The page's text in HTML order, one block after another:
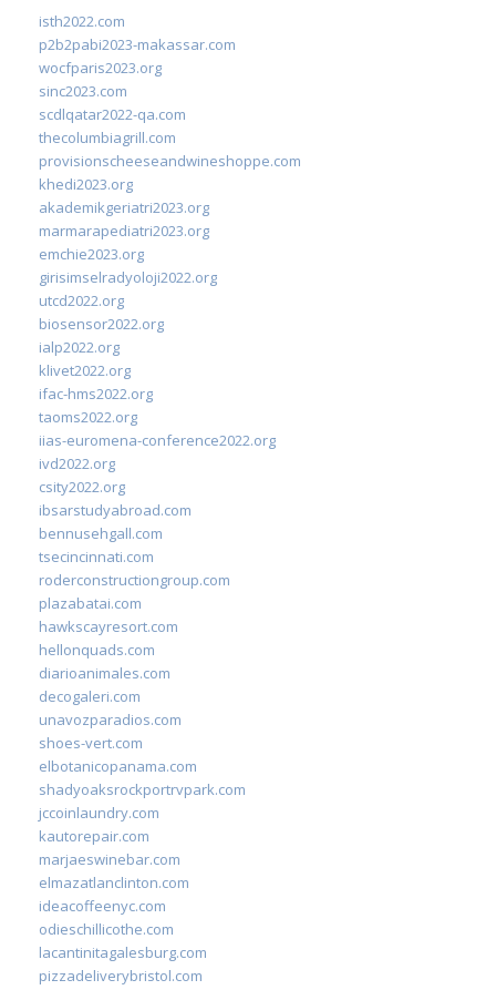
isth2022.com
p2b2pabi2023-makassar.com
wocfparis2023.org
sinc2023.com
scdlqatar2022-qa.com
thecolumbiagrill.com
provisionscheeseandwineshoppe.com
khedi2023.org
akademikgeriatri2023.org
marmarapediatri2023.org
emchie2023.org
girisimselradyoloji2022.org
utcd2022.org
biosensor2022.org
ialp2022.org
klivet2022.org
ifac-hms2022.org
taoms2022.org
iias-euromena-conference2022.org
ivd2022.org
csity2022.org
ibsarstudyabroad.com
bennusehgall.com
tsecincinnati.com
roderconstructiongroup.com
plazabatai.com
hawkscayresort.com
hellonquads.com
diarioanimales.com
decogaleri.com
unavozparadios.com
shoes-vert.com
elbotanicopanama.com
shadyoaksrockportrvpark.com
jccoinlaundry.com
kautorepair.com
marjaeswinebar.com
elmazatlanclinton.com
ideacoffeenyc.com
odieschillicothe.com
lacantinitagalesburg.com
pizzadeliverybristol.com